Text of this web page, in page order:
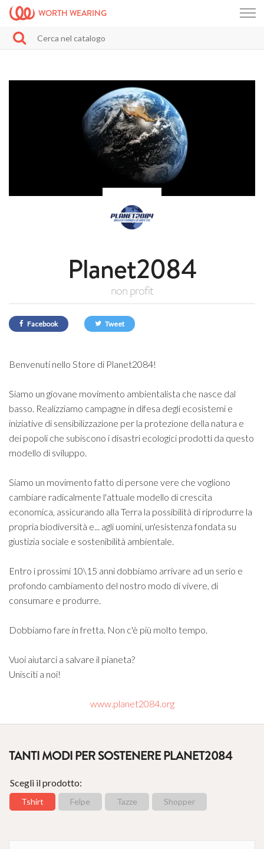
WORTH WEARING
Planet2084
non profit
Facebook Tweet
Benvenuti nello Store di Planet2084!
Siamo un giovane movimento ambientalista che nasce dal
basso. Realizziamo campagne in difesa degli ecosistemi e
iniziative di sensibilizzazione per la protezione della natura e
dei popoli che subiscono i disastri ecologici prodotti da questo
modello di sviluppo.
Siamo un movimento fatto di persone vere che vogliono
cambiare radicalmente l'attuale modello di crescita
economica, assicurando alla Terra la possibilità di riprodurre la
propria biodiversità e... agli uomini, un'esistenza fondata su
giustizia sociale e sostenibilità ambientale.
Entro i prossimi 10\15 anni dobbiamo arrivare ad un serio e
profondo cambiamento del nostro modo di vivere, di
consumare e produrre.
Dobbiamo fare in fretta. Non c'è più molto tempo.
Vuoi aiutarci a salvare il pianeta?
Unisciti a noi!
www.planet2084.org
TANTI MODI PER SOSTENERE PLANET2084
Scegli il prodotto:
Tshirt Felpe Tazze Shopper